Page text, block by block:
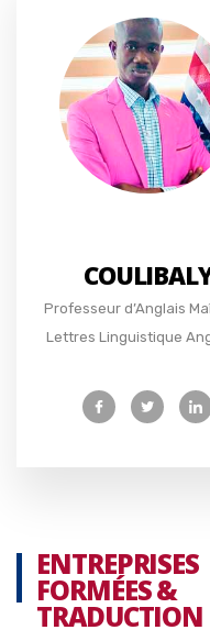
Professeur d’Anglais
Lettres Linguistique
ENTREPRISES
FORMÉES &
TRADUCTION